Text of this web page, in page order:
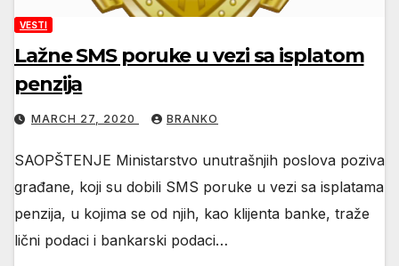
VESTI
Lažne SMS poruke u vezi sa isplatom
penzija
MARCH 27, 2020 BRANKO
SAOPŠTENJE Ministarstvo unutrašnjih poslova poziva
građane, koji su dobili SMS poruke u vezi sa isplatama
penzija, u kojima se od njih, kao klijenta banke, traže
lični podaci i bankarski podaci…